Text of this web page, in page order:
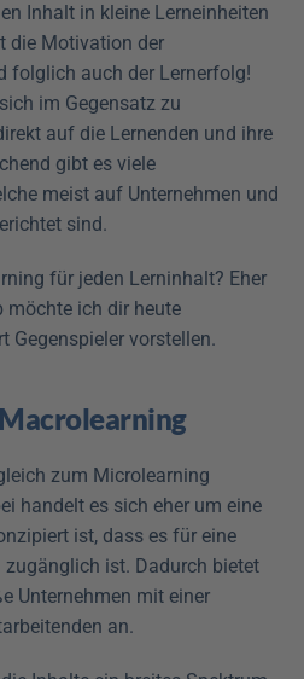
Inhalt in kleine Lerneinheiten
die Motivation der
folglich auch der Lernerfolg!
im Gegensatz zu
auf die Lernenden und ihre
gibt es viele
meist auf Unternehmen und
sind.
für jeden Lerninhalt? Eher
möchte ich dir heute
Gegenspieler vorstellen.
zum Microlearning
handelt es sich eher um eine
ist, dass es für eine
ist. Dadurch bietet
Unternehmen mit einer
an.